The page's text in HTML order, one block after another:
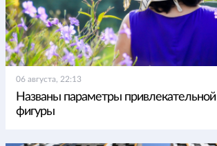
06 августа, 22:13
Названы параметры
фигуры